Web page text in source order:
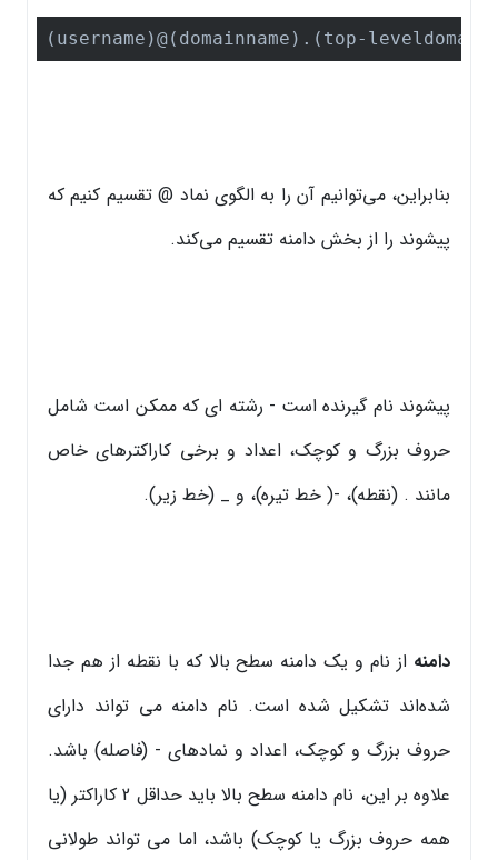
(username)@(domainname).(top-
بنابراین، می‌توانیم آن را به الگوی نماد @ تقسیم کنیم که
پیشوند را از بخش دامنه تقسیم می‌کند.
پیشوند نام گیرنده است - رشته ای که ممکن است شامل
حروف بزرگ و کوچک، اعداد و برخی کاراکترهای خاص
مانند . (نقطه)، -( خط تیره)، و _ (خط زیر).
دامنه از نام و یک دامنه سطح بالا که با نقطه از هم جدا
شده‌اند تشکیل شده است. نام دامنه می تواند دارای
حروف بزرگ و کوچک، اعداد و نمادهای - (فاصله) باشد.
علاوه بر این، نام دامنه سطح بالا باید حداقل 2 کاراکتر (یا
همه حروف بزرگ یا کوچک) باشد، اما می تواند طولانی